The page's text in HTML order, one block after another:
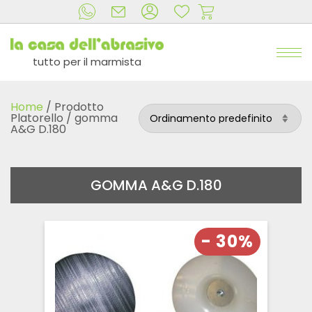
tutto per il marmista
Home / Prodotto
Platorello / gomma
A&G D.180
GOMMA A&G D.180
- 30%